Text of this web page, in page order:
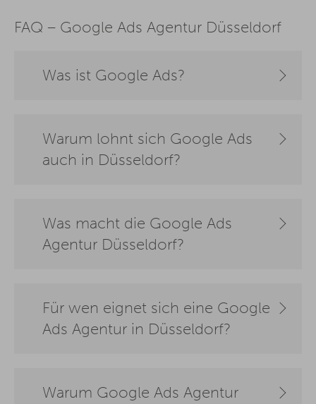
FAQ – Google Ads Agentur Düsseldorf
Was ist Google Ads?
Warum lohnt sich Google Ads
auch in Düsseldorf?
Was macht die Google Ads
Agentur Düsseldorf?
Für wen eignet sich eine Google
Ads Agentur in Düsseldorf?
Warum Google Ads Agentur